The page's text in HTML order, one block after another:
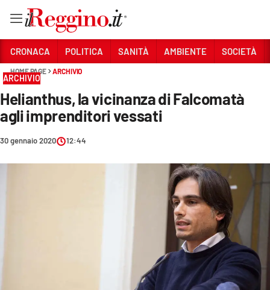
Sezioni
CRONACA
POLITICA
CRONACA POLITICA SANITÀ AMBIENTE SOCIETÀ
HOME PAGE ARCHIVIO
ARCHIVIO
Helianthus, la vicinanza di Falcomatà
agli imprenditori vessati
30 gennaio 2020 12:44